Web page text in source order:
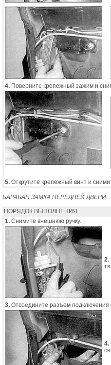
4. Поверните крепежный зажим и
5. Открутите крепежный винт и
БАРАБАН ЗАМКА ПЕРЕДНЕЙ ДВЕРИ
ПОРЯДОК ВЫПОЛНЕНИЯ
1. Снимите внешнюю ручку.
2.
3. Отсоедините разъем подключения
4.